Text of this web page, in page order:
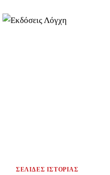
to
ΣΕΛΊΔΕΣ ΙΣΤΟΡΊΑΣ